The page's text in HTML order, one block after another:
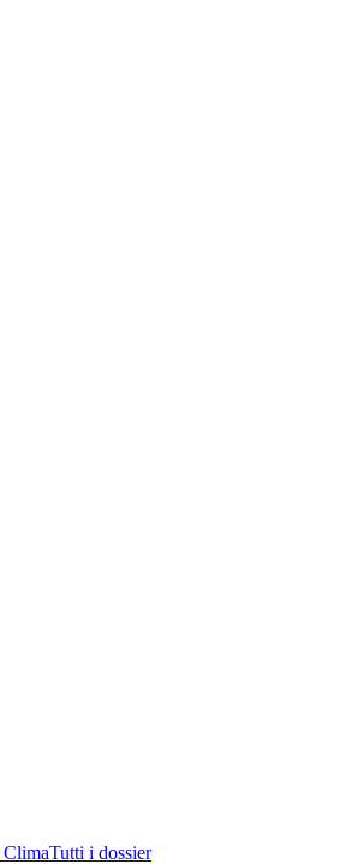
ClimaTutti i dossier